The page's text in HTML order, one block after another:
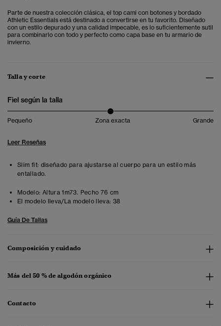
Parte de nuestra colección clásica, el top cami con botones y bordado
Athletic Essentials está destinado a convertirse en tu favorito. Diseñado
con un estilo depurado y una calidad impecable, es lo suficientemente sutil
para combinarlo con todo y perfecto como capa base en tu armario de
invierno.
Talla y corte
Fiel según la talla
Pequeño Zona exacta Grande
Leer Reseñas
Slim fit: diseñado para ajustarse al cuerpo para un estilo más
entallado.
Modelo: Altura 1m73. Pecho 76 cm
El modelo lleva/La modelo lleva: 38
Guía De Tallas
Composición y cuidado
Más del 50 % de algodón orgánico
Contacto